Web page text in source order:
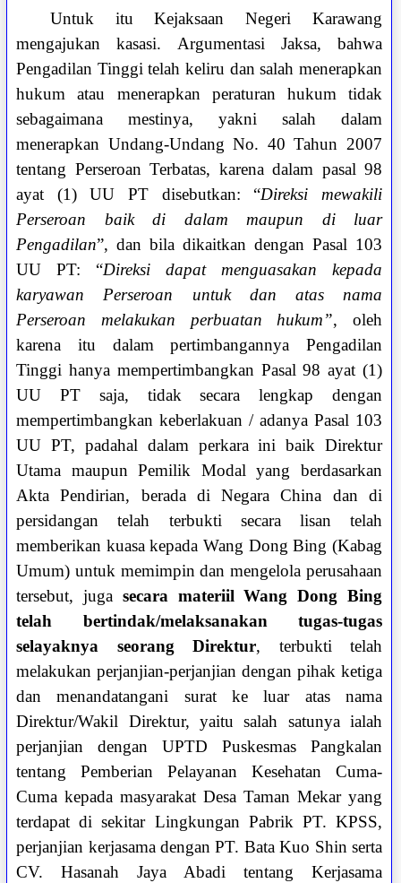
Untuk itu Kejaksaan Negeri Karawang
mengajukan kasasi. Argumentasi Jaksa, bahwa
Pengadilan Tinggi telah keliru dan salah menerapkan
hukum atau menerapkan peraturan hukum tidak
sebagaimana mestinya, yakni salah dalam
menerapkan Undang-Undang No. 40 Tahun 2007
tentang Perseroan Terbatas, karena dalam pasal 98
ayat (1) UU PT disebutkan: “Direksi mewakili
Perseroan baik di dalam maupun di luar
Pengadilan”, dan bila dikaitkan dengan Pasal 103
UU PT: “Direksi dapat menguasakan kepada
karyawan Perseroan untuk dan atas nama
Perseroan melakukan perbuatan hukum”, oleh
karena itu dalam pertimbangannya Pengadilan
Tinggi hanya mempertimbangkan Pasal 98 ayat (1)
UU PT saja, tidak secara lengkap dengan
mempertimbangkan keberlakuan / adanya Pasal 103
UU PT, padahal dalam perkara ini baik Direktur
Utama maupun Pemilik Modal yang berdasarkan
Akta Pendirian, berada di Negara China dan di
persidangan telah terbukti secara lisan telah
memberikan kuasa kepada Wang Dong Bing (Kabag
Umum) untuk memimpin dan mengelola perusahaan
tersebut, juga secara materiil Wang Dong Bing
telah bertindak/melaksanakan tugas-tugas
selayaknya seorang Direktur, terbukti telah
melakukan perjanjian-perjanjian dengan pihak ketiga
dan menandatangani surat ke luar atas nama
Direktur/Wakil Direktur, yaitu salah satunya ialah
perjanjian dengan UPTD Puskesmas Pangkalan
tentang Pemberian Pelayanan Kesehatan Cuma-
Cuma kepada masyarakat Desa Taman Mekar yang
terdapat di sekitar Lingkungan Pabrik PT. KPSS,
perjanjian kerjasama dengan PT. Bata Kuo Shin serta
CV. Hasanah Jaya Abadi tentang Kerjasama